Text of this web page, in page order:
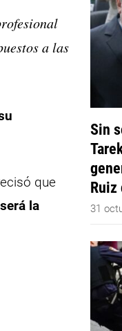
a las
que
la
Sin
Ruiz
31